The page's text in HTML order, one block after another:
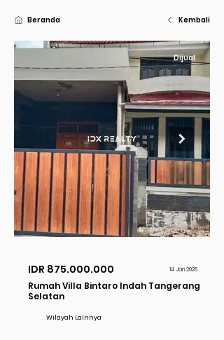
Beranda Kembali
Dijual
IDR 875.000.000 14 Jan 2026
Rumah Villa Bintaro Indah Tangerang
Selatan
Wilayah Lainnya